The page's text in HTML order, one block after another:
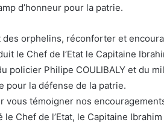
d’honneur pour la patrie.
orphelins, réconforter et
le Chef de l’Etat le Capitaine
policier Philipe COULIBALY et du
pour la défense de la patrie.
témoigner nos
Chef de l’Etat, le Capitaine Ibrahim